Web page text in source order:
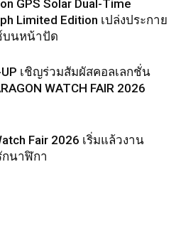
GPS Solar Dual-Time
Limited Edition เปล่งประกาย
บนหน้าปัด
UP เชิญร่วมสัมผัสคอลเลกชั่น
WATCH FAIR 2026
Fair 2026 เริ่มแล้วงาน
นาฬิกา